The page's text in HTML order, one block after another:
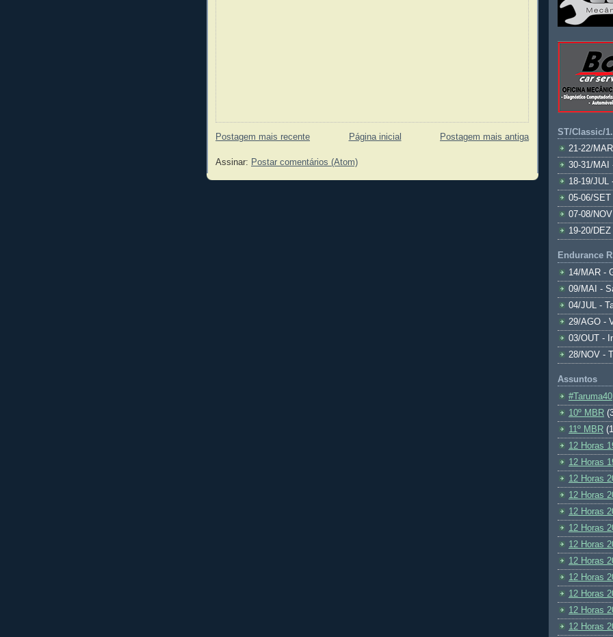
Postagem mais recente Postagem mais antiga
Página inicial
Assinar: Postar comentários (Atom)
ST/Classic/
21-22/
30-31/MAI
18-19/JUL
05-06/
07-08/
19-20/
Endurance
14/MAR -
09/MAI -
04/JUL -
29/AGO -
03/OUT -
28/NOV -
Assuntos
#Taruma40
10º MBR
11º MBR
12 Horas
12 Horas
12 Horas
12 Horas
12 Horas
12 Horas
12 Horas
12 Horas
12 Horas
12 Horas
12 Horas
12 Horas